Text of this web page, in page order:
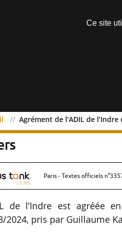
Agrément de l’ADIL de
de l’ADIL de
Paris - Textes officiels
de l’Indre est agréée
2024, pris par Guillaume
Ce site